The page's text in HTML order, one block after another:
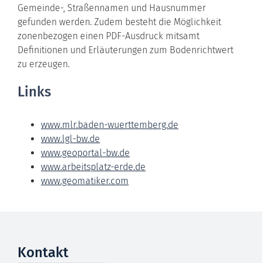
Gemeinde-, Straßennamen und Hausnummer
gefunden werden. Zudem besteht die Möglichkeit
zonenbezogen einen PDF-Ausdruck mitsamt
Definitionen und Erläuterungen zum Bodenrichtwert
zu erzeugen.
Links
www.mlr.baden-wuerttemberg.de
www.lgl-bw.de
www.geoportal-bw.de
www.arbeitsplatz-erde.de
www.geomatiker.com
Kontakt